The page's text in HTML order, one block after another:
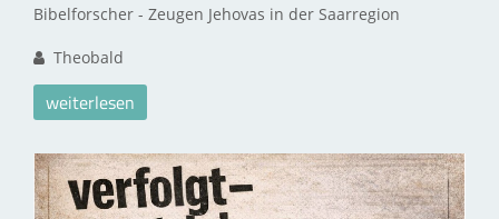
Bibelforscher - Zeugen Jehovas in der Saarregion
Theobald
weiterlesen